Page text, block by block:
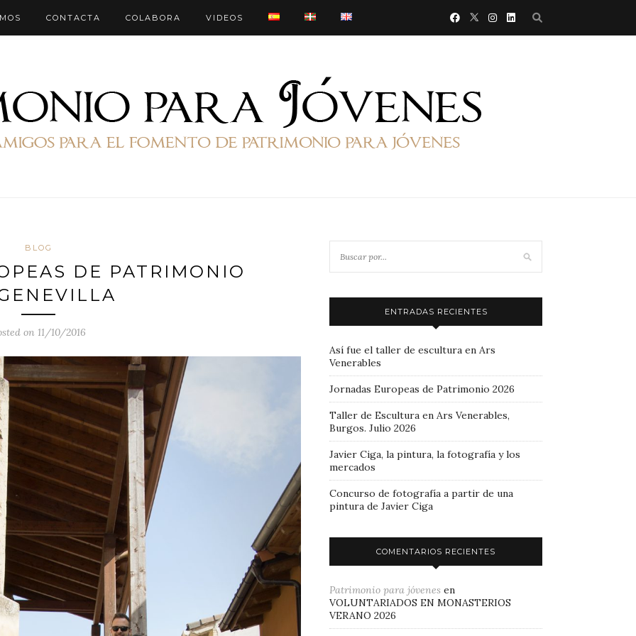
CONTACTA COLABORA VIDEOS
BLOG
DE PATRIMONIO
on 11/10/2016
ENTRADAS RECIENTES
Así fue el taller de escultura en Ars
Venerables
Jornadas Europeas de Patrimonio 2026
Taller de Escultura en Ars Venerables,
Burgos. Julio 2026
Javier Ciga, la pintura, la fotografía y los
mercados
Concurso de fotografía a partir de una
pintura de Javier Ciga
COMENTARIOS RECIENTES
Patrimonio para jóvenes en
VOLUNTARIADOS EN MONASTERIOS
VERANO 2026